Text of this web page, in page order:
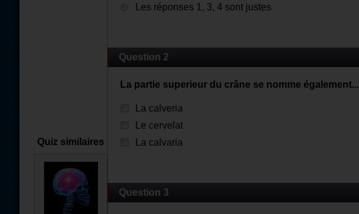
Quiz similaires
Les réponses 1, 3, 4 sont justes
Question 2
La partie superieur du crâne se nomme également...
La calveria
Le cervelat
La calvaria
Question 3